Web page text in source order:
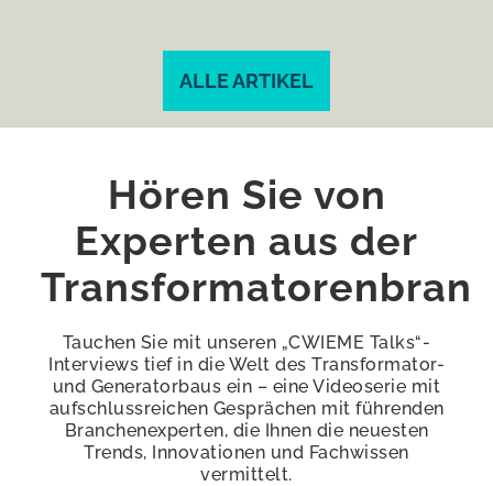
ALLE ARTIKEL
Hören Sie von
Experten aus der
Tauchen Sie mit unseren „CWIEME Talks“-
Interviews tief in die Welt des Transformator-
und Generatorbaus ein – eine Videoserie mit
aufschlussreichen Gesprächen mit führenden
Branchenexperten, die Ihnen die neuesten
Trends, Innovationen und Fachwissen
vermittelt.